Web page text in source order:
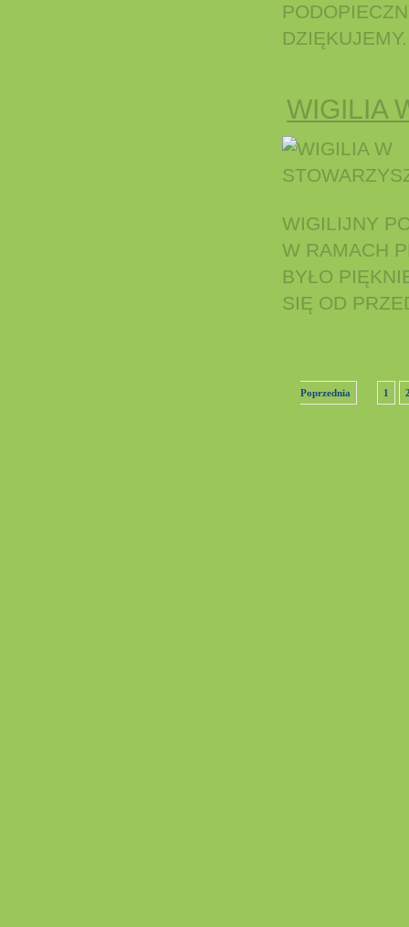
WIGILIA
WIGILIJNY
W RAMACH
BYŁO
SIĘ OD
Poprzednia 1